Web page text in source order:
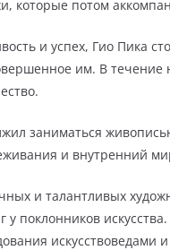
которые потом
и успех, Гио Пика
им. В течение
заниматься
и внутренний
и талантливых
поклонников
искусствоведами